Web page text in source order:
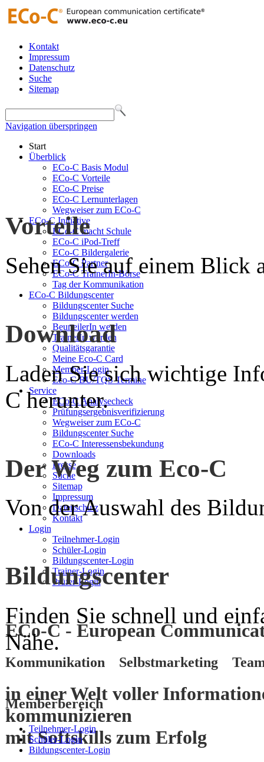
Kontakt
Impressum
Datenschutz
Suche
Sitemap
Navigation überspringen
Start
Überblick
ECo-C Basis Modul
ECo-C Vorteile
ECo-C Preise
ECo-C Lernunterlagen
Wegweiser zum ECo-C
ECo-C Initiative
ECo-C macht Schule
ECo-C iPod-Treff
ECo-C Bildergalerie
ECo-C Partner
ECo-C TrainerIn-Börse
Tag der Kommunikation
ECo-C Bildungscenter
Bildungscenter Suche
Bildungscenter werden
BeurteilerIn werden
TrainerIn werden
Qualitätsgarantie
Meine Eco-C Card
Member-Login
Eco-C BU/TQS Termine
Service
ECo-C Analysecheck
Prüfungsergebnisverifizierung
Wegweiser zum ECo-C
Bildungscenter Suche
ECo-C Interessensbekundung
Downloads
Presse
Suche
Sitemap
Impressum
Datenschutz
Kontakt
Login
Teilnehmer-Login
Schüler-Login
Bildungscenter-Login
Trainer-Login
Prüfer-Login
ECo-C - European
Kommunikation Selbstmarketing
in einer Welt voller
kommunizieren
mitSoftskillszum Erfolg
Vorteile
Sehen Sie auf einem Blick
Download
Laden Sie sich wichtige
C herunter.
Der Weg zum Eco-C
Von der Auswahl des
Bildungscenter
Finden Sie schnell und
Nähe.
Memberbereich
Teilnehmer-Login
Schüler-Login
Bildungscenter-Login